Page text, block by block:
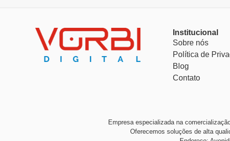
Institucional
Sobre nós
Política de
Blog
Contato
Empresa especializada na
Oferecemos soluções de alta